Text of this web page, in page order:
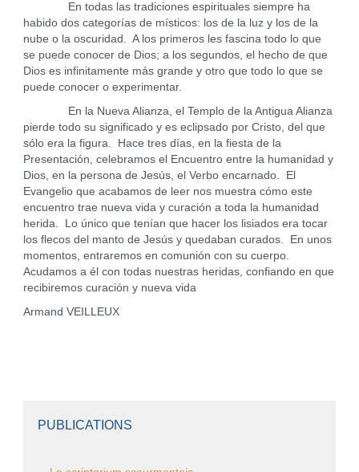
En todas las tradiciones espirituales siempre ha
habido dos categorías de místicos: los de la luz y los de la
nube o la oscuridad. A los primeros les fascina todo lo que
se puede conocer de Dios; a los segundos, el hecho de que
Dios es infinitamente más grande y otro que todo lo que se
puede conocer o experimentar.
En la Nueva Alianza, el Templo de la Antigua Alianza
pierde todo su significado y es eclipsado por Cristo, del que
sólo era la figura. Hace tres días, en la fiesta de la
Presentación, celebramos el Encuentro entre la humanidad y
Dios, en la persona de Jesús, el Verbo encarnado. El
Evangelio que acabamos de leer nos muestra cómo este
encuentro trae nueva vida y curación a toda la humanidad
herida. Lo único que tenían que hacer los lisiados era tocar
los flecos del manto de Jesús y quedaban curados. En unos
momentos, entraremos en comunión con su cuerpo.
Acudamos a él con todas nuestras heridas, confiando en que
recibiremos curación y nueva vida
Armand VEILLEUX
PUBLICATIONS